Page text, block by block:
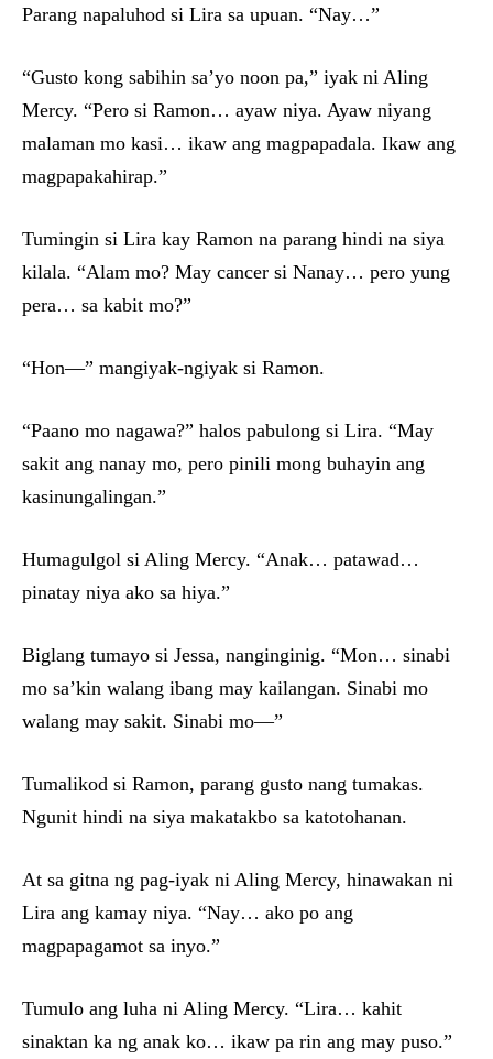
Parang napaluhod si Lira sa upuan. “Nay…”
“Gusto kong sabihin sa’yo noon pa,” iyak ni Aling
Mercy. “Pero si Ramon… ayaw niya. Ayaw niyang
malaman mo kasi… ikaw ang magpapadala. Ikaw ang
magpapakahirap.”
Tumingin si Lira kay Ramon na parang hindi na siya
kilala. “Alam mo? May cancer si Nanay… pero yung
pera… sa kabit mo?”
“Hon—” mangiyak-ngiyak si Ramon.
“Paano mo nagawa?” halos pabulong si Lira. “May
sakit ang nanay mo, pero pinili mong buhayin ang
kasinungalingan.”
Humagulgol si Aling Mercy. “Anak… patawad…
pinatay niya ako sa hiya.”
Biglang tumayo si Jessa, nanginginig. “Mon… sinabi
mo sa’kin walang ibang may kailangan. Sinabi mo
walang may sakit. Sinabi mo—”
Tumalikod si Ramon, parang gusto nang tumakas.
Ngunit hindi na siya makatakbo sa katotohanan.
At sa gitna ng pag-iyak ni Aling Mercy, hinawakan ni
Lira ang kamay niya. “Nay… ako po ang
magpapagamot sa inyo.”
Tumulo ang luha ni Aling Mercy. “Lira… kahit
sinaktan ka ng anak ko… ikaw pa rin ang may puso.”